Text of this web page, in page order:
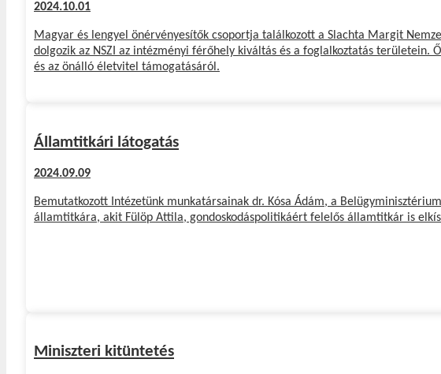
2024.10.01
Magyar és lengyel önérvényesítők csoportja találkozott a Slachta Margit
dolgozik az NSZI az intézményi férőhely kiváltás és a foglalkoztatás
és az önálló életvitel támogatásáról.
Államtitkári látogatás
2024.09.09
Bemutatkozott Intézetünk munkatársainak dr. Kósa Ádám, a
államtitkára, akit Fülöp Attila, gondoskodáspolitikáért felelős államtitkár is
Miniszteri kitüntetés